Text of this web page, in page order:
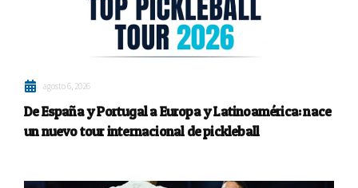
agosto 6, 2026
De España y Portugal a Europa y Latinoamérica: nace
un nuevo tour internacional de pickleball